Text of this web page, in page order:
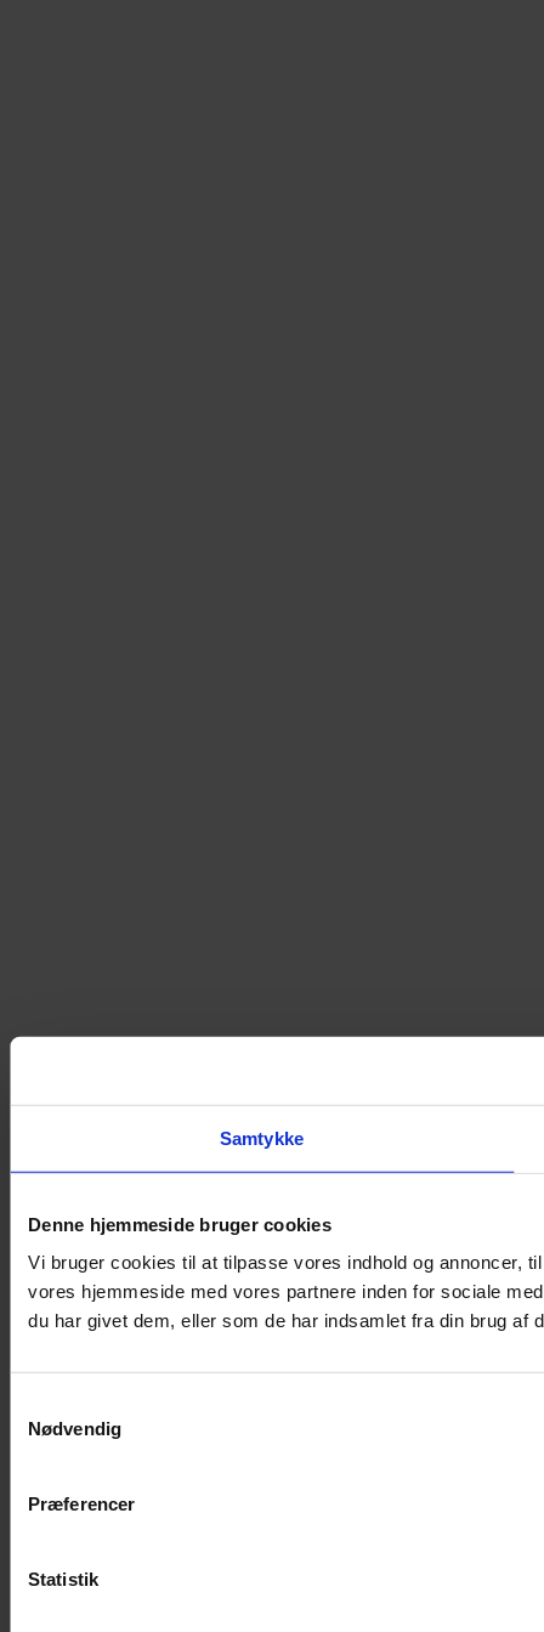
Samtykke
Denne hjemmeside bruger cookies
Vi bruger cookies til at tilpasse vores indhold og annoncer,
vores hjemmeside med vores partnere inden for sociale
du har givet dem, eller som de har indsamlet fra din brug af
Nødvendig
Præferencer
Statistik